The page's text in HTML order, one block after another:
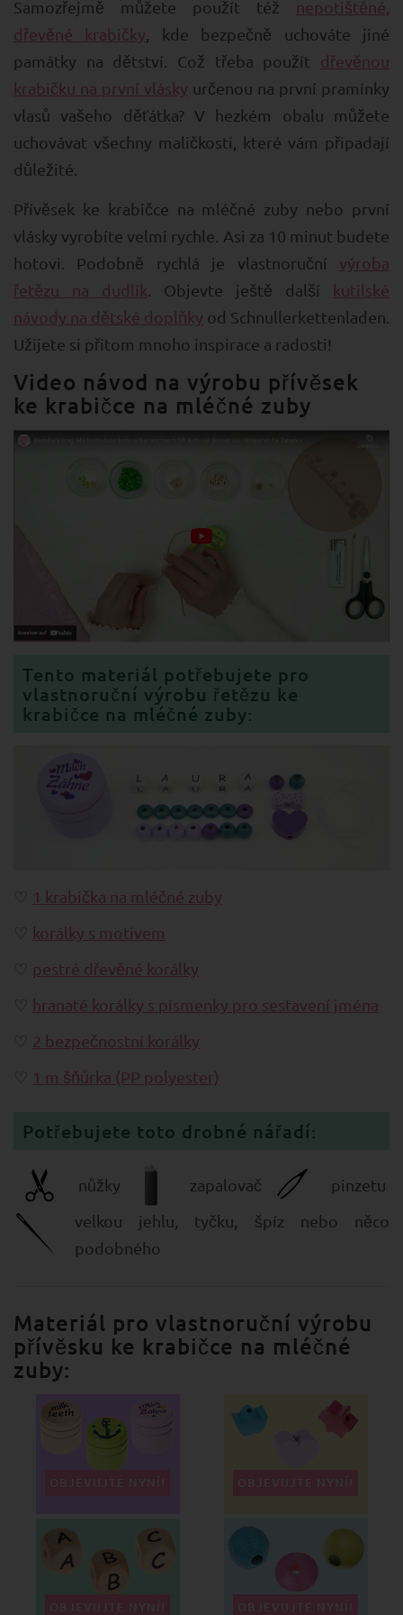
Samozřejmě můžete použít též nepotištěné,
dřevěné krabičky, kde bezpečně uchováte jiné
památky na dětství. Což třeba použít dřevěnou
krabičku na první vlásky určenou na první pramínky
vlasů vašeho děťátka? V hezkém obalu můžete
uchovávat všechny maličkosti, které vám připadají
důležité.
Přívěsek ke krabičce na mléčné zuby nebo první
vlásky vyrobíte velmi rychle. Asi za 10 minut budete
hotovi. Podobně rychlá je vlastnoruční výroba
řetězu na dudlík . Objevte ještě další kutilské
návody na dětské doplňky od Schnullerkettenladen.
Užijete si přitom mnoho inspirace a radosti!
Video návod na výrobu přívěsek
ke krabičce na mléčné zuby
Tento materiál potřebujete pro
vlastnoruční výrobu řetězu ke
krabičce na mléčné zuby:
1 krabička na mléčné zuby
korálky s motivem
pestré dřevěné korálky
hranaté korálky s písmenky pro sestavení jména
2 bezpečnostní korálky
1 m šňůrka (PP polyester)
Potřebujete toto drobné nářadí:
nůžky zapalovač
pinzetu
velkou jehlu, tyčku, špíz nebo něco
podobného
Materiál pro vlastnoruční výrobu
přívěsku ke krabičce na mléčné
zuby: